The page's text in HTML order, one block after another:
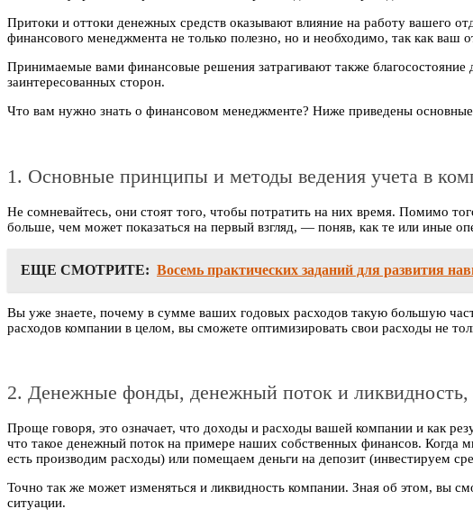
Притоки и оттоки денежных средств оказывают влияние на работу вашего
финансового менеджмента не только полезно, но и необходимо, так как ваш
Принимаемые вами финансовые решения затрагивают также благосостояние
заинтересованных сторон.
Что вам нужно знать о финансовом менеджменте? Ниже приведены
1. Основные принципы и методы ведения учета в
Не сомневайтесь, они стоят того, чтобы потратить на них время. Помимо
больше, чем может показаться на первый взгляд, — поняв, как те или иные
ЕЩЕ СМОТРИТЕ: Восемь практических заданий для развития
Вы уже знаете, почему в сумме ваших годовых расходов такую большую
расходов компании в целом, вы сможете оптимизировать свои расходы не
2. Денежные фонды, денежный поток и ликвидность,
Проще говоря, это означает, что доходы и расходы вашей компании и как
что такое денежный поток на примере наших собственных финансов. Когда
есть производим расходы) или помещаем деньги на депозит (инвестируем
Точно так же может изменяться и ликвидность компании. Зная об этом, вы
ситуации.